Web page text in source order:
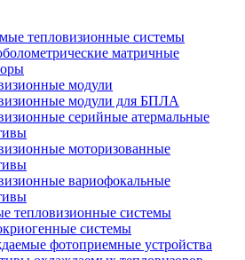
тепловизионные системы
матричные
модули
модули для БПЛА
серийные атермальные
моторизованные
вариофокальные
тепловизионные системы
системы
фотоприемные устройства